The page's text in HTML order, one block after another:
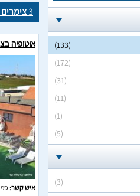
(133)
(172)
(31)
(11)
(1)
(5)
(3)
3
אוטופיה
איש קשר: